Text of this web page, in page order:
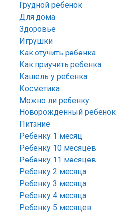
Грудной ребенок
Для дома
Здоровье
Игрушки
Как отучить ребенка
Как приучить ребенка
Кашель у ребенка
Косметика
Можно ли ребенку
Новорожденный ребенок
Питание
Ребенку 1 месяц
Ребенку 10 месяцев
Ребенку 11 месяцев
Ребенку 2 месяца
Ребенку 3 месяца
Ребенку 4 месяца
Ребенку 5 месяцев